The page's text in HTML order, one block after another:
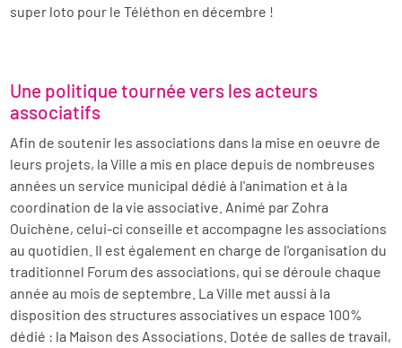
super loto pour le Téléthon en décembre !
Une politique tournée vers les acteurs
associatifs
Afin de soutenir les associations dans la mise en oeuvre de
leurs projets, la Ville a mis en place depuis de nombreuses
années un service municipal dédié à l'animation et à la
coordination de la vie associative. Animé par Zohra
Ouichène, celui-ci conseille et accompagne les associations
au quotidien. Il est également en charge de l'organisation du
traditionnel Forum des associations, qui se déroule chaque
année au mois de septembre. La Ville met aussi à la
disposition des structures associatives un espace 100%
dédié : la Maison des Associations. Dotée de salles de travail,